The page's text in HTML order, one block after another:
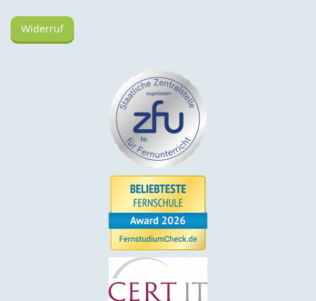
Widerruf